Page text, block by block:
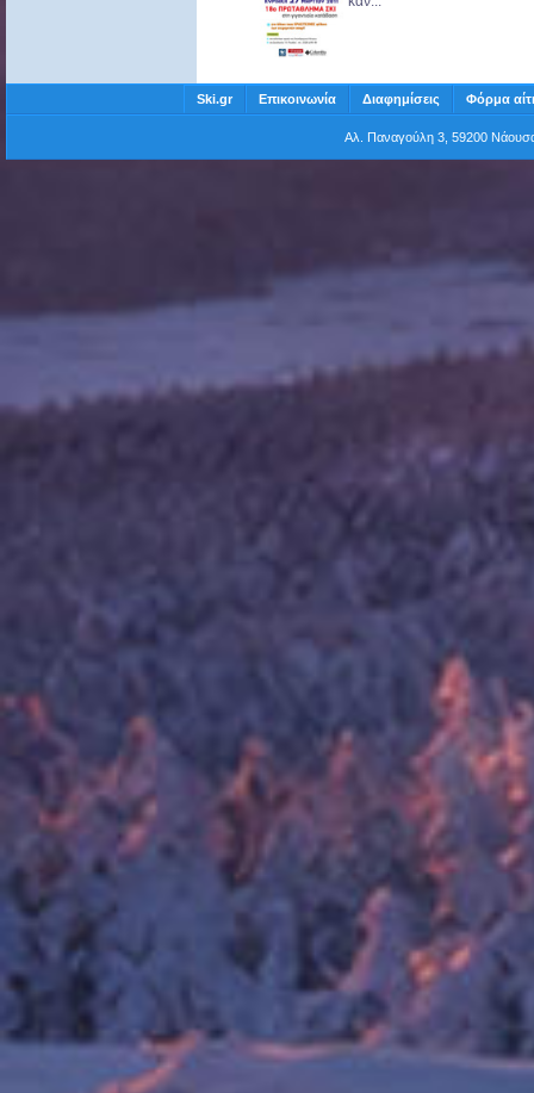
Ski.gr Επικοινωνία Διαφημίσεις Φόρμα
Αλ. Παναγούλη 3, 59200